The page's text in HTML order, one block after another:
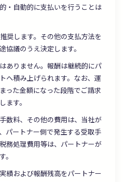
・自動的に支払いを行うことは
奨します。その他の支払方法を
協議のうえ決定します。
ありません。報酬は継続的にパ
へ積み上げられます。なお、運
った金額になった段階でご請求
ます。
数料、その他の費用は、当社が
パートナー側で発生する受取手
務処理費用等は、パートナーが
。
績および報酬残高をパートナー